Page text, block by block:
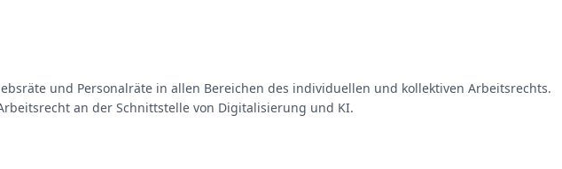
und Personalräte in allen Bereichen des individuellen und kollektiven Arbeitsrechts.
an der Schnittstelle von Digitalisierung und KI.